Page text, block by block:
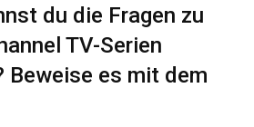
du die Fragen zu
TV-Serien
Beweise es mit dem